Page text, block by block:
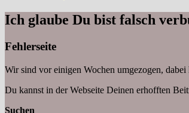
Ich glaube Du bist falsch
Fehlerseite
Wir sind vor einigen Wochen umgezogen,
Du kannst in der Webseite Deinen erhofften
Suchen